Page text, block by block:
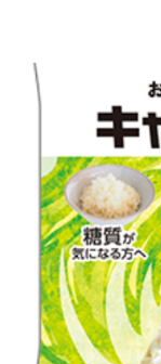
イベント
YouTube
会社情報